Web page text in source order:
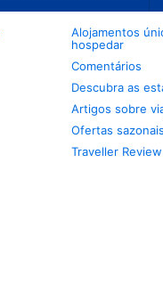
Alojamentos
hospedar
Comentários
Descubra as
Artigos sobre
Ofertas
Traveller